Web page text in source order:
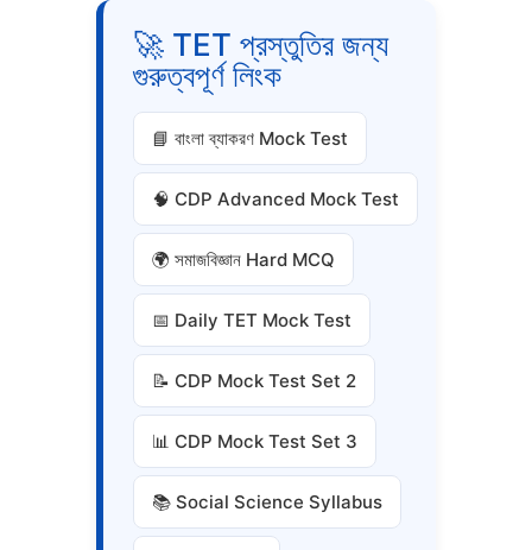
🚀 TET প্রস্তুতির জন্য
গুরুত্বপূর্ণ লিংক
📘 বাংলা ব্যাকরণ Mock Test
🧠 CDP Advanced Mock Test
🌍 সমাজবিজ্ঞান Hard MCQ
📅 Daily TET Mock Test
📝 CDP Mock Test Set 2
📊 CDP Mock Test Set 3
📚 Social Science Syllabus